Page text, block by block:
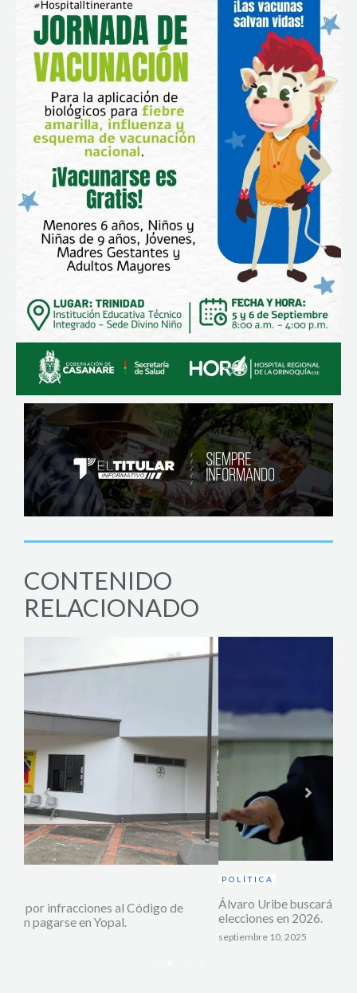
CONTENIDO
RELACIONADO
Álvaro Uribe buscará volver al Senado y participará en las
elecciones en 2026.